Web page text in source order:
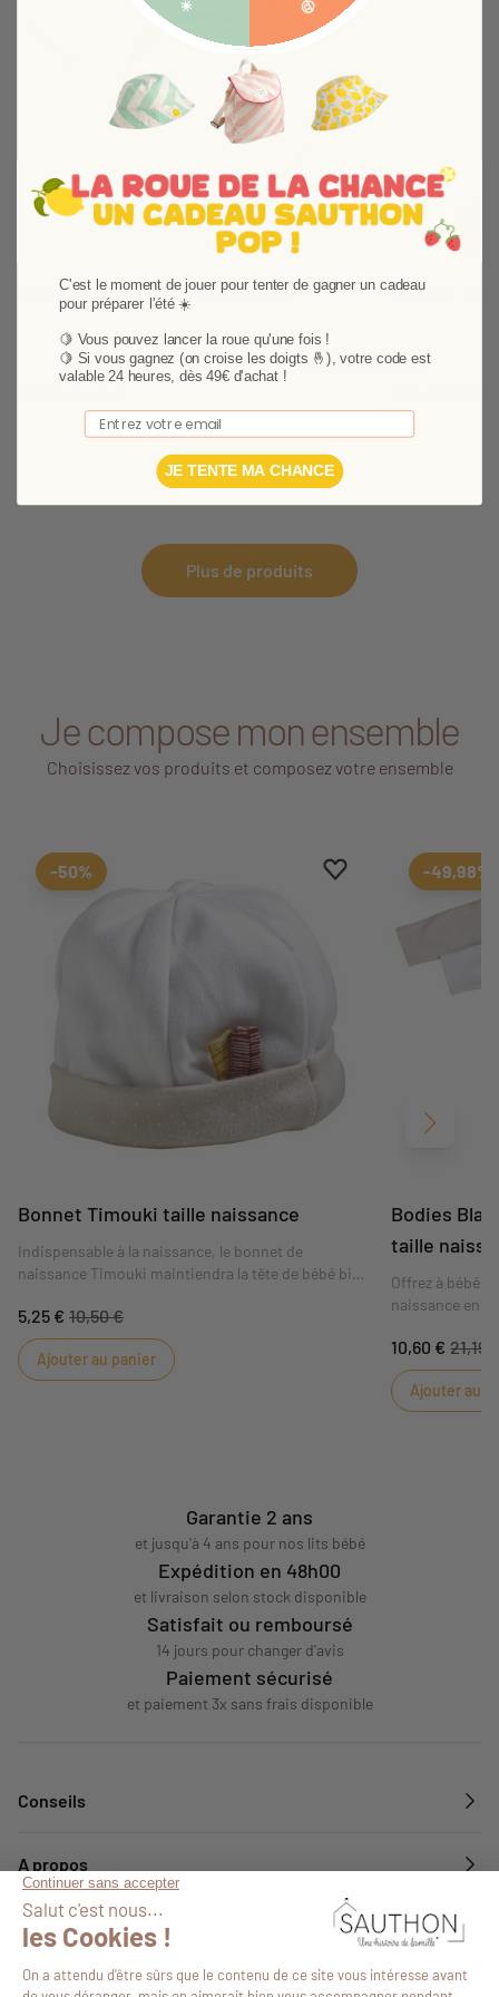
Cadre photo ours 18x18 Timouki
Un cadre photo ours Timouki aussi pratique que
Ajouter au panier
Hochet
ultra doux !En
Ajouter au
Suivant
Plus de produits
Je compose mon ensemble
Choisissez vos produits et composez votre ensemble
Ajouter aux favoris
Supprimer des
-50%
Bonnet Timouki taille naissance
Indispensable à la naissance, le bonnet de
naissance Timouki maintiendra la tête de bébé bien
5,25 € 10,50 €
Ajouter au panier
-49,98%
Bodies
taille
Offrez à bébé
naissance en
10,60 € 21,19
Ajouter au
Suivant
Garantie 2 ans
et jusqu'à 4 ans pour nos lits bébé
Expédition en 48h00
et livraison selon stock disponible
Satisfait ou remboursé
14 jours pour changer d'avis
Paiement sécurisé
et paiement 3x sans frais disponible
Conseils
A propos
Services
Suivez-nous
C'est le moment de jouer pour tenter de gagner un cadeau
pour préparer l'été ☀️
🍋 Vous pouvez lancer la roue qu'une fois !
🍋 Si vous gagnez (on croise les doigts 🤞), votre code est
valable 24 heures, dès 49€ d'achat !
Email
JE TENTE MA CHANCE